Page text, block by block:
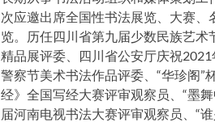
次应邀出席全国性书法展览、大赛、
览。历任四川省第九届少数民族艺术
精品展评委、四川省公安厅庆祝
警察节美术书法作品评委、“华珍阁”
经》全国写经大赛评审观察员、“墨舞
届河南电视书法大赛评审观察员、“